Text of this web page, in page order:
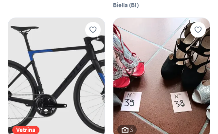
Biella (BI)
Vetrina 3